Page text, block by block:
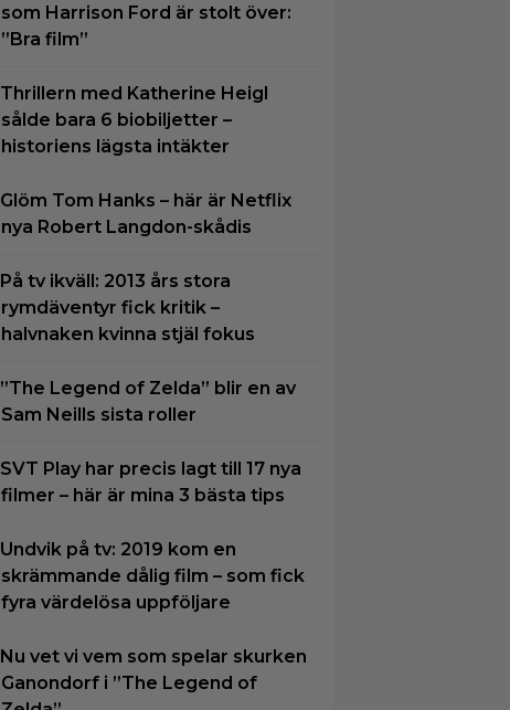
som Harrison Ford är stolt över:
”Bra film”
Thrillern med Katherine Heigl
sålde bara 6 biobiljetter –
historiens lägsta intäkter
Glöm Tom Hanks – här är Netflix
nya Robert Langdon-skådis
På tv ikväll: 2013 års stora
rymdäventyr fick kritik –
halvnaken kvinna stjäl fokus
”The Legend of Zelda” blir en av
Sam Neills sista roller
SVT Play har precis lagt till 17 nya
filmer – här är mina 3 bästa tips
Undvik på tv: 2019 kom en
skrämmande dålig film – som fick
fyra värdelösa uppföljare
Nu vet vi vem som spelar skurken
Ganondorf i ”The Legend of